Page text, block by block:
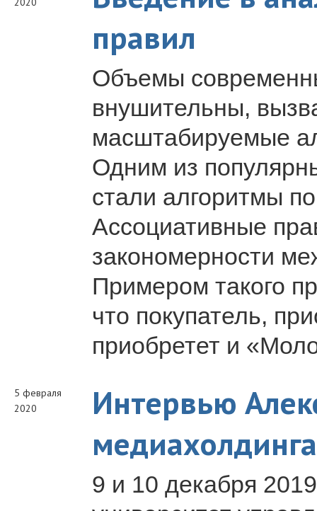
правил
Объемы
внушительны,
масштабируемые
Одним из
стали алгоритмы
Ассоциативные
закономерности
Примером такого
что покупатель,
приобретет и
5 февраля
2020
Интервью
9 и 10 декабря